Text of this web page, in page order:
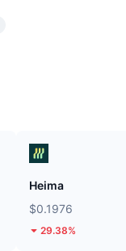
Heima
$0.1976
29.38%